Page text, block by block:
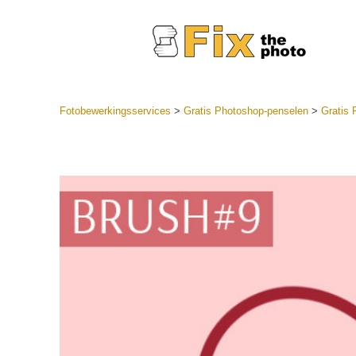
Fotobewerkingsservices > Gratis Photoshop-penselen> Gratis